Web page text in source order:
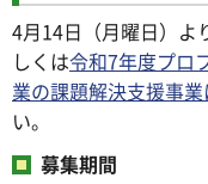
4月14日（月曜日）よ
しくは令和7年度プロ
業の課題解決支援事
い。
募集期間